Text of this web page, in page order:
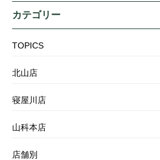
カテゴリー
TOPICS
北山店
寝屋川店
山科本店
店舗別